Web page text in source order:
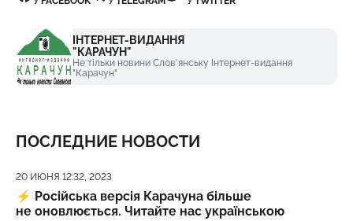
ІНТЕРНЕТ-ВИДАННЯ
"КАРАЧУН"
Не тільки новини Слов'янську Інтернет-видання
"Карачун"
ПОСЛЕДНИЕ НОВОСТИ
Дата публикации
20 ИЮНЯ 12:32, 2023
⚡️ Російська версія Карачуна більше
не оновлюється. Читайте нас українською